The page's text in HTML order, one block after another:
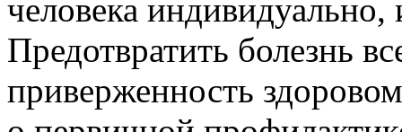
человека
Предотвратить болезнь
приверженность